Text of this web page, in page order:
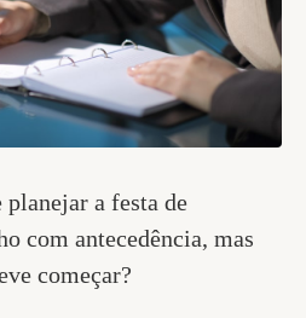
planejar a festa de
com antecedência, mas
começar?